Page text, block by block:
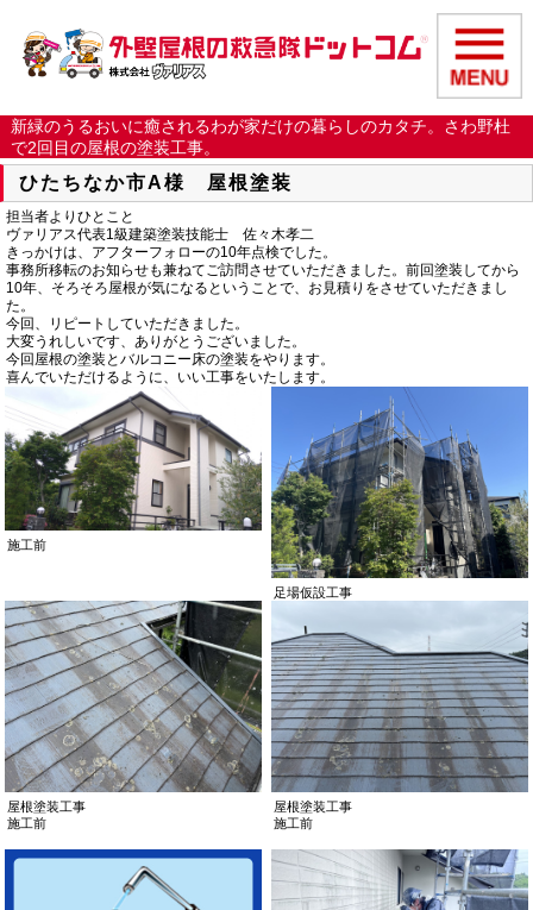
新緑のうるおいに癒されるわが家だけの暮らしのカタチ。さわ野杜
で2回目の屋根の塗装工事。
ひたちなか市A様 屋根塗装
担当者よりひとこと
ヴァリアス代表1級建築塗装技能士 佐々木孝二
きっかけは、アフターフォローの10年点検でした。
事務所移転のお知らせも兼ねてご訪問させていただきました。前回塗装してから
10年、そろそろ屋根が気になるということで、お見積りをさせていただきまし
た。
今回、リピートしていただきました。
大変うれしいです、ありがとうございました。
今回屋根の塗装とバルコニー床の塗装をやります。
喜んでいただけるように、いい工事をいたします。
施工前
足場仮設工事
屋根塗装工事
施工前
屋根塗装工事
施工前